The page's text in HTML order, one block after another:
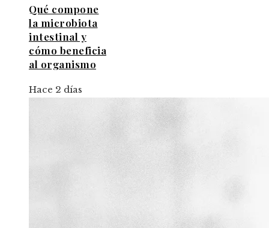
Qué compone
la microbiota
intestinal y
cómo beneficia
al organismo
Hace 2 días